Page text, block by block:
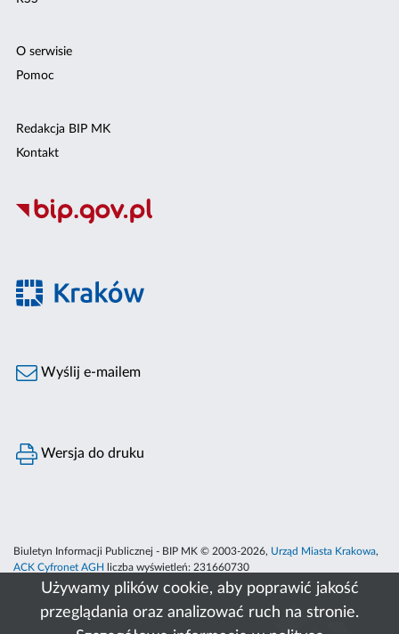
Używamy plików cookie, aby poprawić jakość
przeglądania oraz analizować ruch na stronie.
O serwisie
Pomoc
Redakcja BIP MK
Kontakt
Wyślij e-mailem
Wersja do druku
Biuletyn Informacji Publicznej - BIP MK © 2003-2026, Urząd Miasta Krakowa,
ACK Cyfronet AGH
liczba wyświetleń: 231660730